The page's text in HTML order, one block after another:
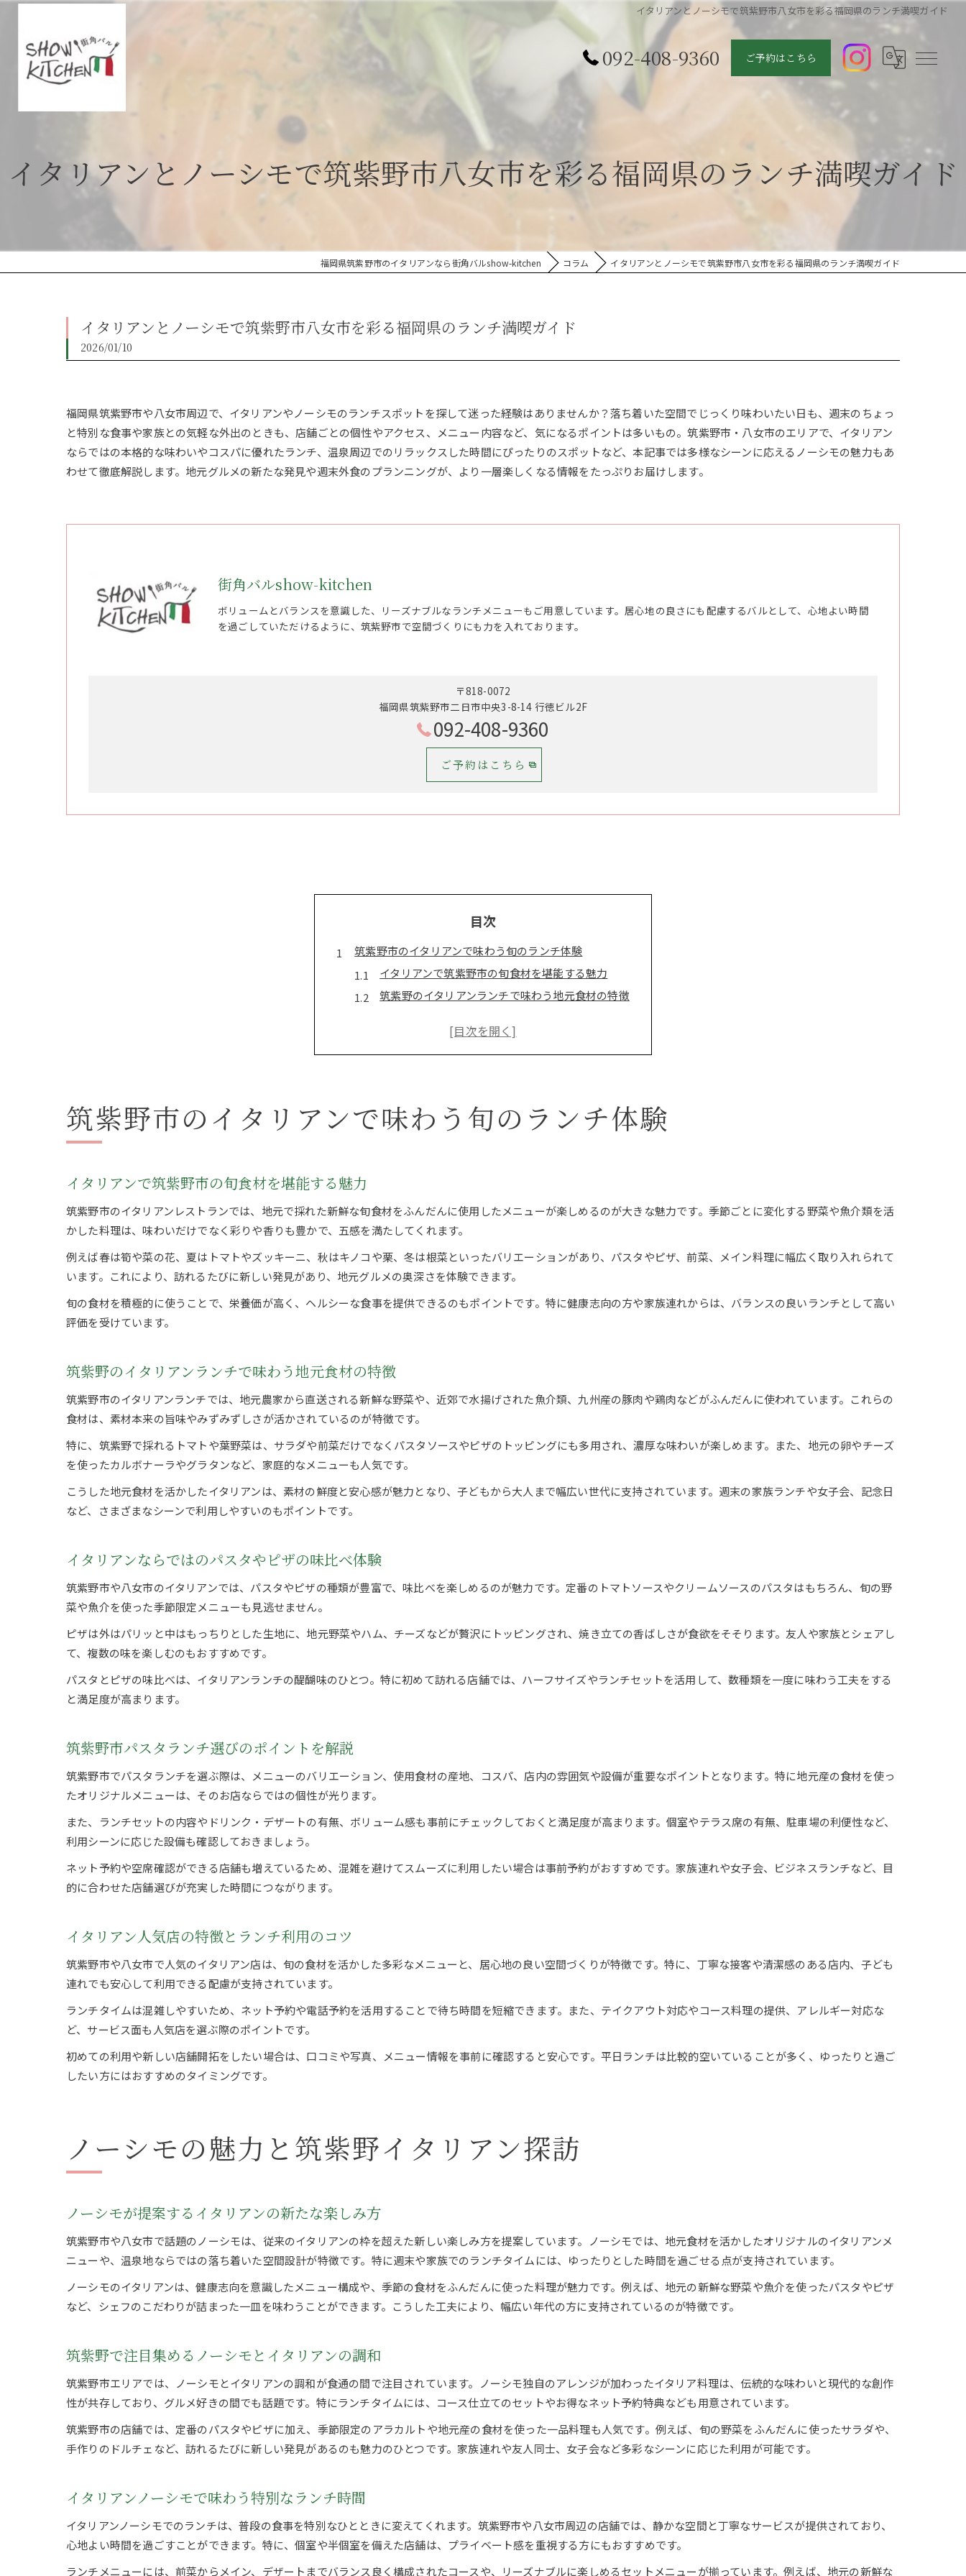
イタリアンとノーシモで筑紫野市八女市を彩る福岡県のランチ満喫ガイド
092-408-9360 ご予約はこちら
イタリアンとノーシモで筑紫野市八女市を彩る福岡県のランチ満喫ガイド
福岡県筑紫野市のイタリアンなら街角バルshow-kitchen コラム イタリアンとノーシモで筑紫野市八女市を彩る福岡県のランチ満喫ガイド
イタリアンとノーシモで筑紫野市八女市を彩る福岡県のランチ満喫ガイド
2026/01/10
福岡県筑紫野市や八女市周辺で、イタリアンやノーシモのランチスポットを探して迷った経験はありませんか？落ち着いた空間でじっくり味わいたい日も、週末のちょっ
と特別な食事や家族との気軽な外出のときも、店舗ごとの個性やアクセス、メニュー内容など、気になるポイントは多いもの。筑紫野市・八女市のエリアで、イタリアン
ならではの本格的な味わいやコスパに優れたランチ、温泉周辺でのリラックスした時間にぴったりのスポットなど、本記事では多様なシーンに応えるノーシモの魅力もあ
わせて徹底解説します。地元グルメの新たな発見や週末外食のプランニングが、より一層楽しくなる情報をたっぷりお届けします。
街角バルshow-kitchen
ボリュームとバランスを意識した、リーズナブルなランチメニューもご用意しています。居心地の良さにも配慮するバルとして、心地よい時間
を過ごしていただけるように、筑紫野市で空間づくりにも力を入れております。
〒818-0072
福岡県筑紫野市二日市中央3-8-14 行徳ビル2F
092-408-9360
ご予約はこちら
目次
筑紫野市のイタリアンで味わう旬のランチ体験
イタリアンで筑紫野市の旬食材を堪能する魅力
筑紫野のイタリアンランチで味わう地元食材の特徴
筑紫野市パスタランチ選びのポイントを解説
ノーシモが提案するイタリアンの新たな楽しみ方
筑紫野で注目集めるノーシモとイタリアンの調和
八女市で楽しむ家族向けイタリアンランチ
八女市のイタリアンは家族連れに最適な理由
イタリアンで子どもと楽しむ八女市のランチ時間
家族で味わうパスタやピザのおすすめポイント
八女市イタリアン店のランチサービス徹底比較
イタリアンで楽しむ手軽なパスタランチの魅力
福岡で人気のイタリアンパスタの特徴を解説
イタリアン初心者も安心のランチメニュー選び
コスパ抜群のイタリアンパスタ店の見つけ方
イタリアンパスタ食べ比べで味わう楽しさ
イタリアン好き必見！週末リラックスの提案
家族や友人と過ごすイタリアン週末の過ごし方
筑紫野で話題のイタリアン最新トレンド特集
筑紫野市イタリアンランチの人気ポイント解説
筑紫野市のイタリアンで味わう旬のランチ体験
イタリアンで筑紫野市の旬食材を堪能する魅力
筑紫野市のイタリアンレストランでは、地元で採れた新鮮な旬食材をふんだんに使用したメニューが楽しめるのが大きな魅力です。季節ごとに変化する野菜や魚介類を活
かした料理は、味わいだけでなく彩りや香りも豊かで、五感を満たしてくれます。
例えば春は筍や菜の花、夏はトマトやズッキーニ、秋はキノコや栗、冬は根菜といったバリエーションがあり、パスタやピザ、前菜、メイン料理に幅広く取り入れられて
います。これにより、訪れるたびに新しい発見があり、地元グルメの奥深さを体験できます。
旬の食材を積極的に使うことで、栄養価が高く、ヘルシーな食事を提供できるのもポイントです。特に健康志向の方や家族連れからは、バランスの良いランチとして高い
評価を受けています。
筑紫野のイタリアンランチで味わう地元食材の特徴
筑紫野市のイタリアンランチでは、地元農家から直送される新鮮な野菜や、近郊で水揚げされた魚介類、九州産の豚肉や鶏肉などがふんだんに使われています。これらの
食材は、素材本来の旨味やみずみずしさが活かされているのが特徴です。
特に、筑紫野で採れるトマトや葉野菜は、サラダや前菜だけでなくパスタソースやピザのトッピングにも多用され、濃厚な味わいが楽しめます。また、地元の卵やチーズ
を使ったカルボナーラやグラタンなど、家庭的なメニューも人気です。
こうした地元食材を活かしたイタリアンは、素材の鮮度と安心感が魅力となり、子どもから大人まで幅広い世代に支持されています。週末の家族ランチや女子会、記念日
など、さまざまなシーンで利用しやすいのもポイントです。
イタリアンならではのパスタやピザの味比べ体験
筑紫野市や八女市のイタリアンでは、パスタやピザの種類が豊富で、味比べを楽しめるのが魅力です。定番のトマトソースやクリームソースのパスタはもちろん、旬の野
菜や魚介を使った季節限定メニューも見逃せません。
ピザは外はパリッと中はもっちりとした生地に、地元野菜やハム、チーズなどが贅沢にトッピングされ、焼き立ての香ばしさが食欲をそそります。友人や家族とシェアし
て、複数の味を楽しむのもおすすめです。
パスタとピザの味比べは、イタリアンランチの醍醐味のひとつ。特に初めて訪れる店舗では、ハーフサイズやランチセットを活用して、数種類を一度に味わう工夫をする
と満足度が高まります。
筑紫野市パスタランチ選びのポイントを解説
筑紫野市でパスタランチを選ぶ際は、メニューのバリエーション、使用食材の産地、コスパ、店内の雰囲気や設備が重要なポイントとなります。特に地元産の食材を使っ
たオリジナルメニューは、そのお店ならではの個性が光ります。
また、ランチセットの内容やドリンク・デザートの有無、ボリューム感も事前にチェックしておくと満足度が高まります。個室やテラス席の有無、駐車場の利便性など、
利用シーンに応じた設備も確認しておきましょう。
ネット予約や空席確認ができる店舗も増えているため、混雑を避けてスムーズに利用したい場合は事前予約がおすすめです。家族連れや女子会、ビジネスランチなど、目
的に合わせた店舗選びが充実した時間につながります。
イタリアン人気店の特徴とランチ利用のコツ
筑紫野市や八女市で人気のイタリアン店は、旬の食材を活かした多彩なメニューと、居心地の良い空間づくりが特徴です。特に、丁寧な接客や清潔感のある店内、子ども
連れでも安心して利用できる配慮が支持されています。
ランチタイムは混雑しやすいため、ネット予約や電話予約を活用することで待ち時間を短縮できます。また、テイクアウト対応やコース料理の提供、アレルギー対応な
ど、サービス面も人気店を選ぶ際のポイントです。
初めての利用や新しい店舗開拓をしたい場合は、口コミや写真、メニュー情報を事前に確認すると安心です。平日ランチは比較的空いていることが多く、ゆったりと過ご
したい方にはおすすめのタイミングです。
ノーシモの魅力と筑紫野イタリアン探訪
ノーシモが提案するイタリアンの新たな楽しみ方
筑紫野市や八女市で話題のノーシモは、従来のイタリアンの枠を超えた新しい楽しみ方を提案しています。ノーシモでは、地元食材を活かしたオリジナルのイタリアンメ
ニューや、温泉地ならではの落ち着いた空間設計が特徴です。特に週末や家族でのランチタイムには、ゆったりとした時間を過ごせる点が支持されています。
ノーシモのイタリアンは、健康志向を意識したメニュー構成や、季節の食材をふんだんに使った料理が魅力です。例えば、地元の新鮮な野菜や魚介を使ったパスタやピザ
など、シェフのこだわりが詰まった一皿を味わうことができます。こうした工夫により、幅広い年代の方に支持されているのが特徴です。
筑紫野で注目集めるノーシモとイタリアンの調和
筑紫野市エリアでは、ノーシモとイタリアンの調和が食通の間で注目されています。ノーシモ独自のアレンジが加わったイタリア料理は、伝統的な味わいと現代的な創作
性が共存しており、グルメ好きの間でも話題です。特にランチタイムには、コース仕立てのセットやお得なネット予約特典なども用意されています。
筑紫野市の店舗では、定番のパスタやピザに加え、季節限定のアラカルトや地元産の食材を使った一品料理も人気です。例えば、旬の野菜をふんだんに使ったサラダや、
手作りのドルチェなど、訪れるたびに新しい発見があるのも魅力のひとつです。家族連れや友人同士、女子会など多彩なシーンに応じた利用が可能です。
イタリアンノーシモで味わう特別なランチ時間
イタリアンノーシモでのランチは、普段の食事を特別なひとときに変えてくれます。筑紫野市や八女市周辺の店舗では、静かな空間と丁寧なサービスが提供されており、
心地よい時間を過ごすことができます。特に、個室や半個室を備えた店舗は、プライベート感を重視する方にもおすすめです。
ランチメニューには、前菜からメイン、デザートまでバランス良く構成されたコースや、リーズナブルに楽しめるセットメニューが揃っています。例えば、地元の新鮮な